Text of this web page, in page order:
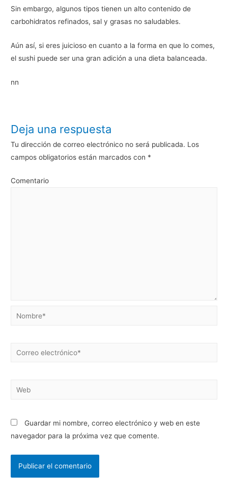
Sin embargo, algunos tipos tienen un alto contenido de
carbohidratos refinados, sal y grasas no saludables.
Aún así, si eres juicioso en cuanto a la forma en que lo comes,
el sushi puede ser una gran adición a una dieta balanceada.
nn
Deja una respuesta
Tu dirección de correo electrónico no será publicada. Los
campos obligatorios están marcados con *
Comentario
Guardar mi nombre, correo electrónico y web en este
navegador para la próxima vez que comente.